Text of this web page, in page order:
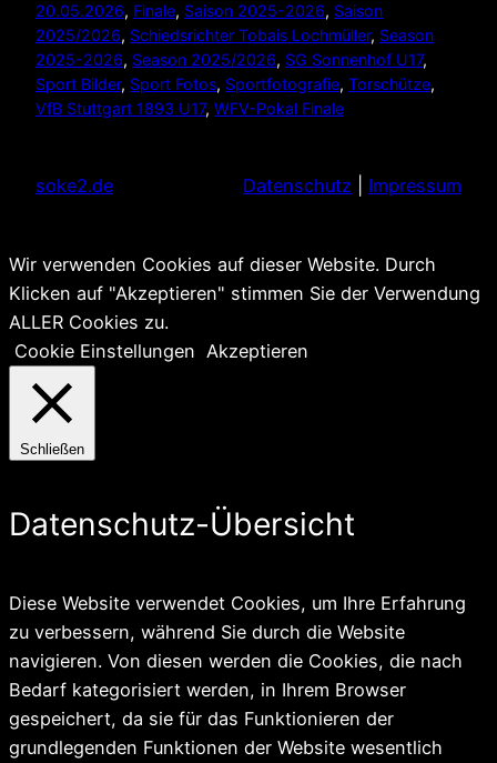
20.05.2026, Finale, Saison 2025-2026, Saison
2025/2026, Schiedsrichter Tobais Lochmüller, Season
2025-2026, Season 2025/2026, SG Sonnenhof U17
Sport Bilder, Sport Fotos, Sportfotografie, Torschütze
VfB Stuttgart 1893 U17, WFV-Pokal Finale
soke2.de Datenschutz Impressum
Wir verwenden Cookies auf dieser Website. Durch
Klicken auf "Akzeptieren" stimmen Sie der Verwendung
ALLER Cookies zu.
Cookie Einstellungen Akzeptieren
Schließen
Datenschutz-Übersicht
Diese Website verwendet Cookies, um Ihre Erfahrung
zu verbessern, während Sie durch die Website
navigieren. Von diesen werden die Cookies, die nach
Bedarf kategorisiert werden, in Ihrem Browser
gespeichert, da sie für das Funktionieren der
grundlegenden Funktionen der Website wesentlich